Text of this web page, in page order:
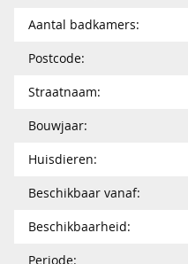
Aantal badkamers:
Postcode:
Straatnaam:
Bouwjaar:
Huisdieren:
Beschikbaar vanaf:
Beschikbaarheid:
Periode: